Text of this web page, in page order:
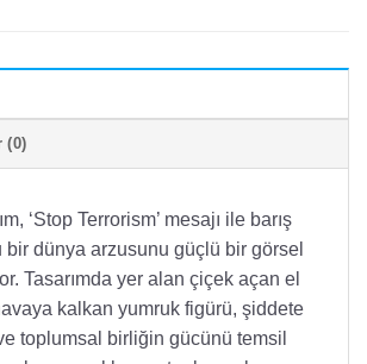
(0)
‘Stop Terrorism’ mesajı ile barış
bir dünya arzusunu güçlü bir görsel
Tasarımda yer alan çiçek açan el
kalkan yumruk figürü, şiddete
ve toplumsal birliğin gücünü temsil